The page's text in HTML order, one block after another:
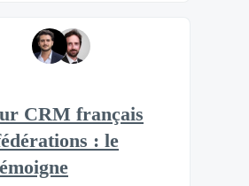
CRM français
: le